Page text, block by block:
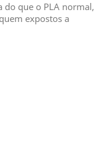
do que o PLA normal,
expostos a